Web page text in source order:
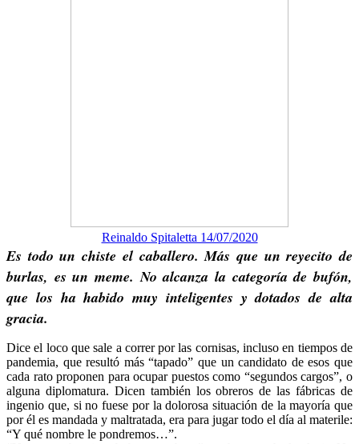
Reinaldo Spitaletta 14/07/2020
Es todo un chiste el caballero. Más que un reyecito de
burlas, es un meme. No alcanza la categoría de bufón,
que los ha habido muy inteligentes y dotados de alta
gracia.
Dice el loco que sale a correr por las cornisas, incluso en tiempos de
pandemia, que resultó más “tapado” que un candidato de esos que
cada rato proponen para ocupar puestos como “segundos cargos”, o
alguna diplomatura. Dicen también los obreros de las fábricas de
ingenio que, si no fuese por la dolorosa situación de la mayoría que
por él es mandada y maltratada, era para jugar todo el día al materile:
“Y qué nombre le pondremos…”.